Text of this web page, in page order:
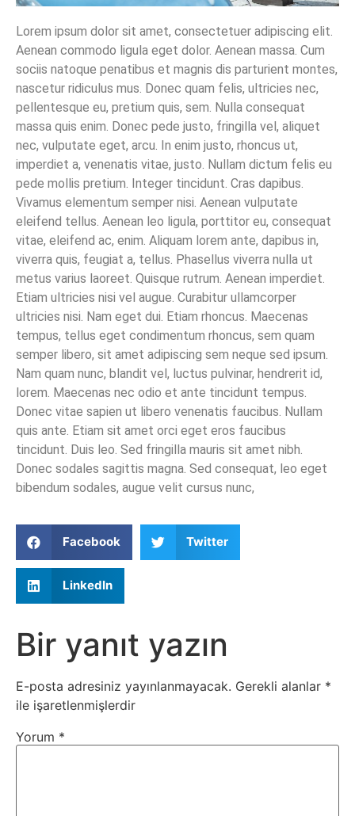
Lorem ipsum dolor sit amet, consectetuer adipiscing elit.
Aenean commodo ligula eget dolor. Aenean massa. Cum
sociis natoque penatibus et magnis dis parturient montes,
nascetur ridiculus mus. Donec quam felis, ultricies nec,
pellentesque eu, pretium quis, sem. Nulla consequat
massa quis enim. Donec pede justo, fringilla vel, aliquet
nec, vulputate eget, arcu. In enim justo, rhoncus ut,
imperdiet a, venenatis vitae, justo. Nullam dictum felis eu
pede mollis pretium. Integer tincidunt. Cras dapibus.
Vivamus elementum semper nisi. Aenean vulputate
eleifend tellus. Aenean leo ligula, porttitor eu, consequat
vitae, eleifend ac, enim. Aliquam lorem ante, dapibus in,
viverra quis, feugiat a, tellus. Phasellus viverra nulla ut
metus varius laoreet. Quisque rutrum. Aenean imperdiet.
Etiam ultricies nisi vel augue. Curabitur ullamcorper
ultricies nisi. Nam eget dui. Etiam rhoncus. Maecenas
tempus, tellus eget condimentum rhoncus, sem quam
semper libero, sit amet adipiscing sem neque sed ipsum.
Nam quam nunc, blandit vel, luctus pulvinar, hendrerit id,
lorem. Maecenas nec odio et ante tincidunt tempus.
Donec vitae sapien ut libero venenatis faucibus. Nullam
quis ante. Etiam sit amet orci eget eros faucibus
tincidunt. Duis leo. Sed fringilla mauris sit amet nibh.
Donec sodales sagittis magna. Sed consequat, leo eget
bibendum sodales, augue velit cursus nunc,
Facebook Twitter
LinkedIn
Bir yanıt yazın
E-posta adresiniz yayınlanmayacak. Gerekli alanlar *
ile işaretlenmişlerdir
Yorum *